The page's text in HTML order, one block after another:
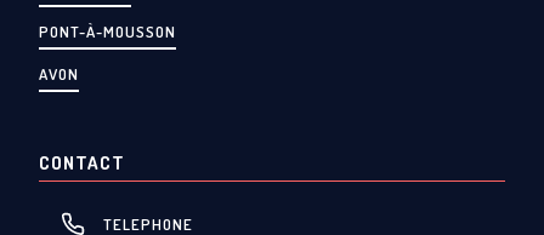
PONT-À-MOUSSON
AVON
CONTACT
TELEPHONE